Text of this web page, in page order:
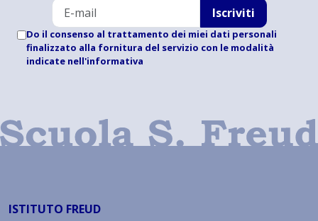
Iscriviti
Do il consenso al trattamento dei miei dati personali
finalizzato alla fornitura del servizio con le modalità
indicate nell'informativa
ISTITUTO FREUD